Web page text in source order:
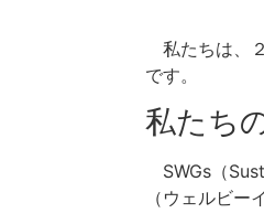
私たちは、
です。
私たち
SWGs（
（ウェルビ